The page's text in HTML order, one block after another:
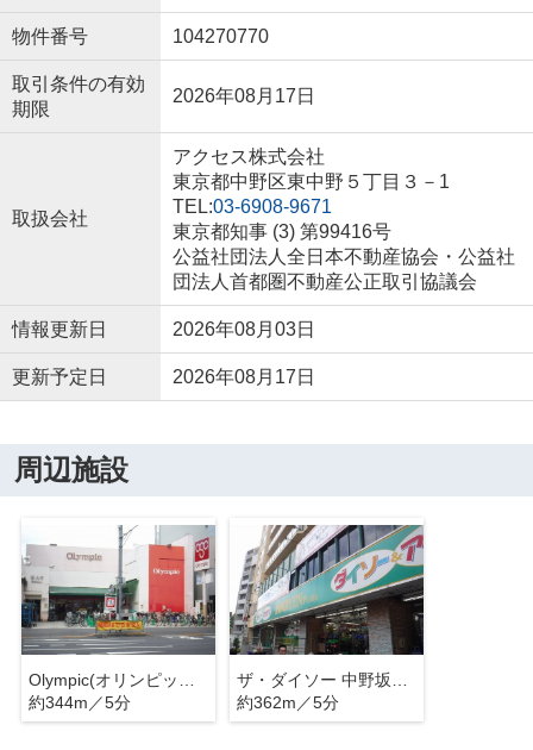
物件番号 104270770
取引条件の有効
期限
2026年08月17日
取扱会社
アクセス株式会社
東京都中野区東中野５丁目３－1
TEL:03-6908-9671
東京都知事 (3) 第99416号
公益社団法人全日本不動産協会・公益社
団法人首都圏不動産公正取引協議会
情報更新日 2026年08月03日
更新予定日 2026年08月17日
周辺施設
約344m／5分
約362m／5分